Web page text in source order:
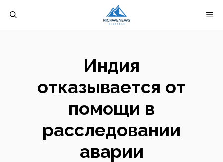
Индия
отказывается от
помощи в
расследовании
аварии